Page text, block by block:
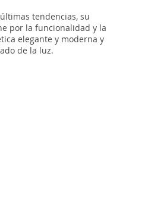
tendencias, su
por la funcionalidad y la
elegante y moderna y
de la luz.